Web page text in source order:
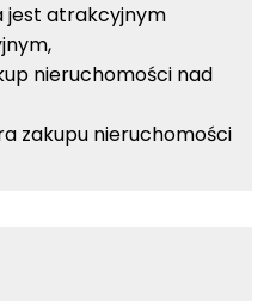
jest atrakcyjnym
nieruchomości nad
zakupu nieruchomości